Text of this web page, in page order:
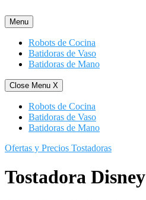
al
contenido
Menu
Robots de Cocina
Batidoras de Vaso
Batidoras de Mano
Close Menu X
Robots de Cocina
Batidoras de Vaso
Batidoras de Mano
Ofertas y Precios Tostadoras
Tostadora Disney